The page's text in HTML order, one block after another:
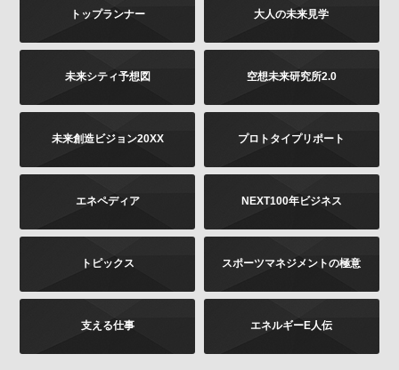
トなどのコピー）を同封のうえ、郵送にて下記までお
願いします。お申し出内容の確認後、法令に基づき、
その他当社の個人情報の取扱いに関するお問い合せ、
ます。
お問い合せの内容（確認、訂正、削除など。訂正
の場合は訂正内容もご記載ください）
ご提供いただいた時期、方法など
お客様のご連絡先（ご住所、ご名前）
ご送付先：
株式会社KADOKAWA
トップランナー 大人の未来見学
未来シティ予想図 空想未来研究所2.0
未来創造ビジョン20XX プロトタイプリポート
エネペディア NEXT100年ビジネス
トピックス スポーツマネジメントの極意
支える仕事 エネルギーE人伝